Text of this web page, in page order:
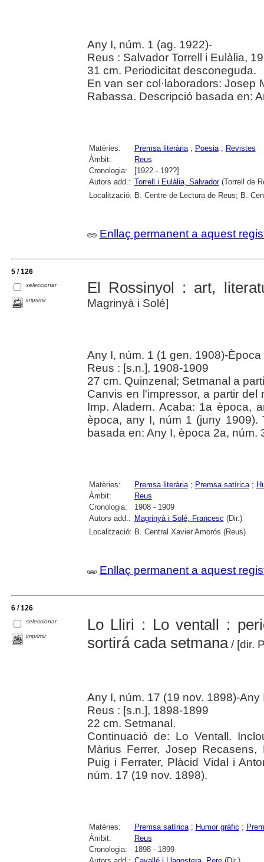
Any I, núm. 1 (ag. 1922)-
Reus : Salvador Torrell i Eulàlia,
31 cm. Periodicitat desconeguda.
En van ser col·laboradors: Josep
Rabassa. Descripció basada en:
Matèries: Premsa literària; Poesia; Revistes
Àmbit:
Reus
Cronologia:
[1922 - 19??]
Autors add.: Torrell i Eulàlia, Salvador(Torrell de
Localització: B. Centre de Lectura de Reus; B.
Enllaç permanent a aquest
5 / 126
seleccionar
imprimir
El Rossinyol : art,
Magrinyà i Solé]
Any I, núm. 1 (1 gen. 1908)-
Reus : [s.n.], 1908-1909
27 cm. Quinzenal; Setmanal a
Canvis en l'impressor, a partir
Imp. Aladern. Acaba: 1a època,
època, any I, núm 1 (juny 1909).
basada en: Any I, època 2a, núm.
Matèries: Premsa literària; Premsa satírica;
Àmbit:
Reus
Cronologia:
1908 - 1909
Autors add.: Magrinyà i Solé, Francesc (Dir.)
Localització: B. Central Xavier Amorós (Reus)
Enllaç permanent a aquest
6 / 126
seleccionar
imprimir
Lo Lliri : Lo ventall :
sortirá cada setmana/ [dir.
Any I, núm. 17 (19 nov. 1898)-
Reus : [s.n.], 1898-1899
22 cm. Setmanal.
Continuació de: Lo Ventall.
Màrius Ferrer, Josep
Puig i Ferrater, Plàcid Vidal i
núm. 17 (19 nov. 1898).
Matèries: Premsa satírica; Humor gràfic ;
Àmbit:
Reus
Cronologia:
1898 - 1899
Autors add.: Cavallé i Llagostera, Pere(Dir.)